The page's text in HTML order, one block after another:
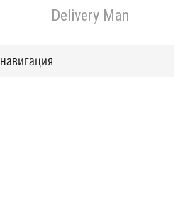
Delivery Man
навигация